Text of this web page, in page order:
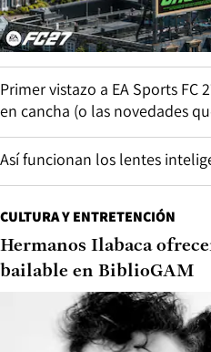
Primer vistazo a EA Sports FC
en cancha (o las novedades
Así funcionan los lentes
CULTURA Y ENTRETENCIÓN
Hermanos Ilabaca
bailable en BiblioGAM